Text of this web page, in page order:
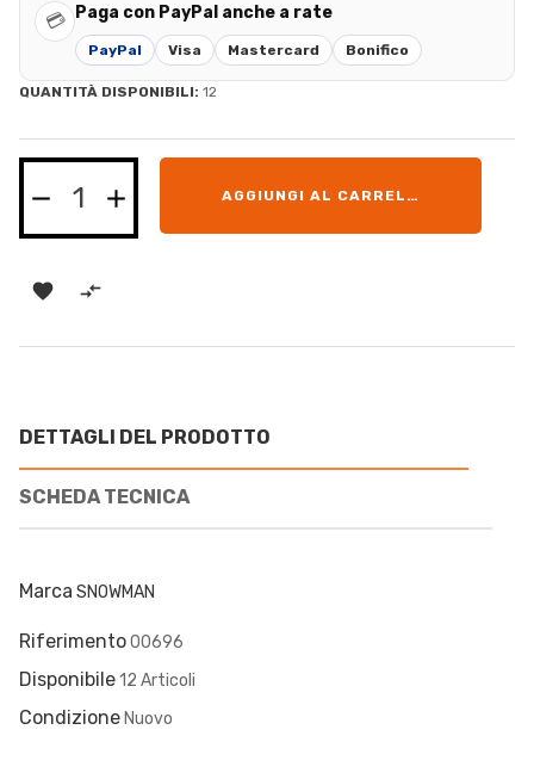
💳 Paga con PayPal anche a rate
PayPal Visa Mastercard Bonifico
QUANTITÀ DISPONIBILI: 12
AGGIUNGI AL CARRELLO
 
DETTAGLI DEL PRODOTTO
SCHEDA TECNICA
Marca SNOWMAN
Riferimento00696
Disponibile12 Articoli
Condizione Nuovo